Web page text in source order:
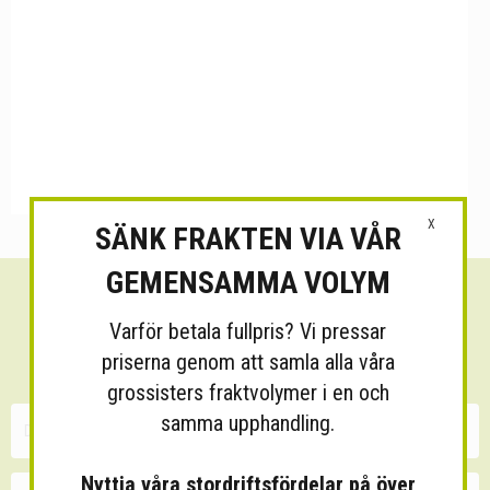
Sänk dina fraktkostnader!
30 minuters kostnadsfri konsultation
X
SÄNK FRAKTEN VIA VÅR
GEMENSAMMA VOLYM
Varför betala fullpris? Vi pressar
priserna genom att samla alla våra
grossisters fraktvolymer i en och
samma upphandling.
Nyttja våra stordriftsfördelar på över